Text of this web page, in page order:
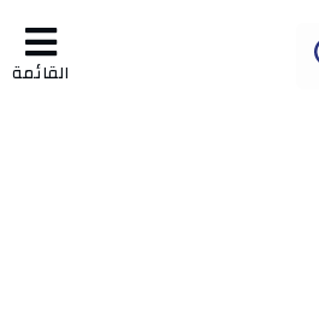
القائمة